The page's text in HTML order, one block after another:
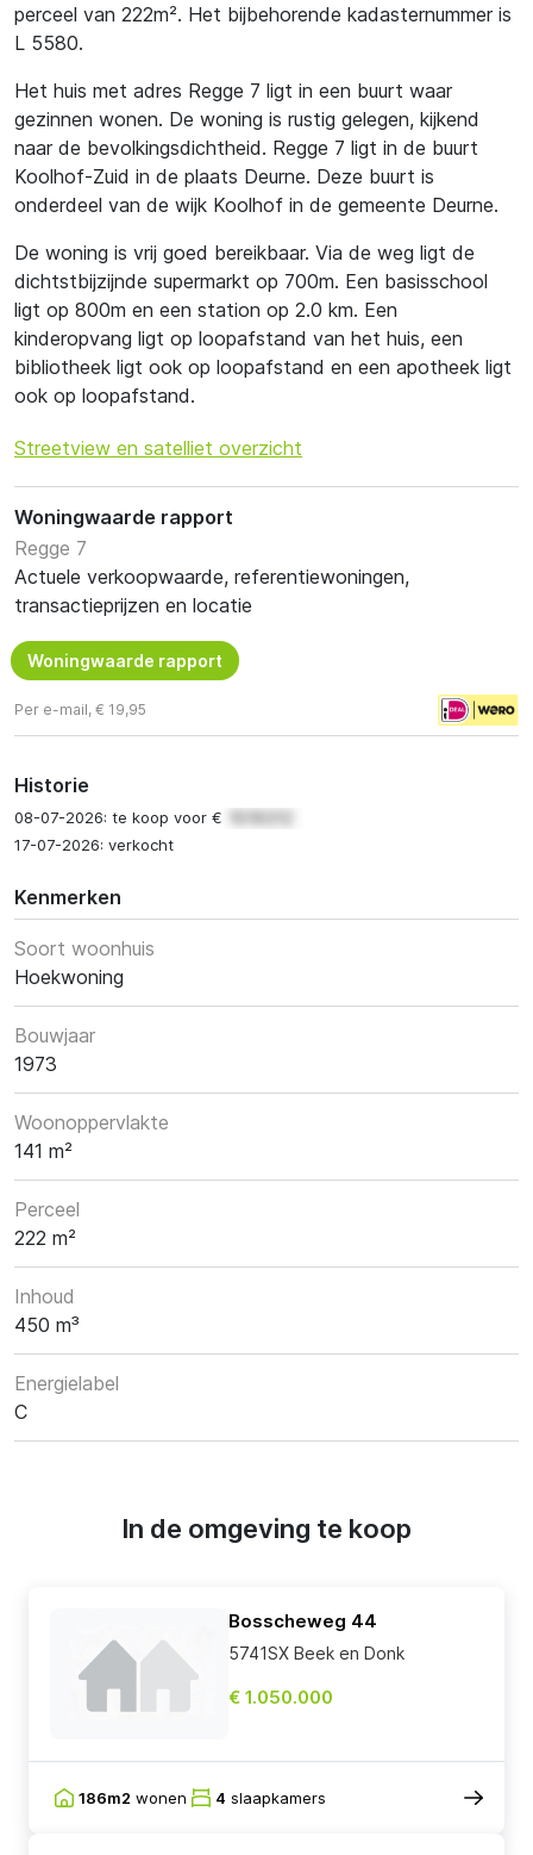
perceel van 222m². Het bijbehorende kadasternummer is
L 5580.
Het huis met adres Regge 7 ligt in een buurt waar
gezinnen wonen. De woning is rustig gelegen, kijkend
naar de bevolkingsdichtheid. Regge 7 ligt in de buurt
Koolhof-Zuid in de plaats Deurne. Deze buurt is
onderdeel van de wijk Koolhof in de gemeente Deurne.
De woning is vrij goed bereikbaar. Via de weg ligt de
dichtstbijzijnde supermarkt op 700m. Een basisschool
ligt op 800m en een station op 2.0 km. Een
kinderopvang ligt op loopafstand van het huis, een
bibliotheek ligt ook op loopafstand en een apotheek ligt
ook op loopafstand.
Streetview en satelliet overzicht
Woningwaarde rapport
Regge 7
Actuele verkoopwaarde, referentiewoningen,
transactieprijzen en locatie
Woningwaarde rapport
Per e-mail, € 19,95
Historie
08-07-2026: te koop voor €
17-07-2026: verkocht
Kenmerken
Soort woonhuis
Hoekwoning
Bouwjaar
1973
Woonoppervlakte
141 m²
Perceel
222 m²
Inhoud
450 m³
Energielabel
C
In de omgeving te koop
Bosscheweg 44
5741SX Beek en Donk
€ 1.050.000
186m2 wonen 4 slaapkamers